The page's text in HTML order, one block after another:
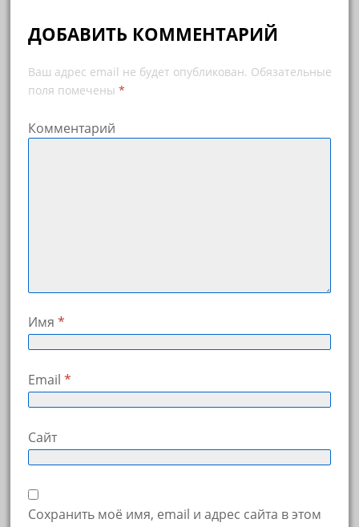
ДОБАВИТЬ КОММЕНТАРИЙ
Ваш адрес email не будет опубликован. Обязательные
поля помечены *
Комментарий
Имя *
Email *
Сайт
Сохранить моё имя, email и адрес сайта в этом